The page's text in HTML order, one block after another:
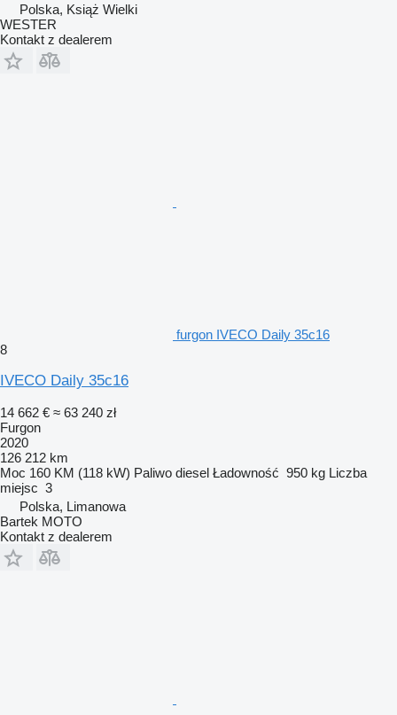
Polska, Książ Wielki
WESTER
Kontakt z dealerem
furgon IVECO Daily 35c16
8
IVECO Daily 35c16
14 662 € ≈ 63 240 zł
Furgon
2020
126 212 km
Moc 160 KM (118 kW) Paliwo diesel Ładowność 950 kg Liczba
miejsc 3
Polska, Limanowa
Bartek MOTO
Kontakt z dealerem